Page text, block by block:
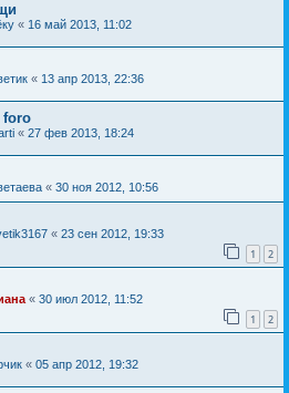
« 16 май 2013, 11:02
« 13 апр 2013, 22:36
foro
« 27 фев 2013, 18:24
« 30 ноя 2012, 10:56
« 23 сен 2012, 19:33
1 2
« 30 июл 2012, 11:52
1 2
« 05 апр 2012, 19:32